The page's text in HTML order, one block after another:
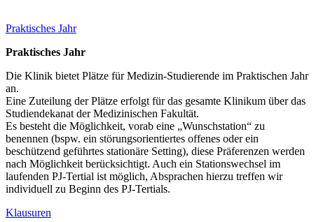
Praktisches Jahr
Praktisches Jahr
Die Klinik bietet Plätze für Medizin-Studierende im Praktischen Jahr
an.
Eine Zuteilung der Plätze erfolgt für das gesamte Klinikum über das
Studiendekanat der Medizinischen Fakultät.
Es besteht die Möglichkeit, vorab eine „Wunschstation“ zu
benennen (bspw. ein störungsorientiertes offenes oder ein
beschützend geführtes stationäre Setting), diese Präferenzen werden
nach Möglichkeit berücksichtigt. Auch ein Stationswechsel im
laufenden PJ-Tertial ist möglich, Absprachen hierzu treffen wir
individuell zu Beginn des PJ-Tertials.
Klausuren